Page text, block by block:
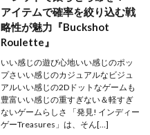
アイテムで確率を絞り込む戦
略性が魅力『Buckshot
Roulette』
いい感じの遊び心地いい感じのポッ
プさいい感じのカジュアルなビジュ
アルいい感じの2Dドットなゲームも
豊富いい感じの重すぎない＆軽すぎ
ないゲームらしさ 「発見! インディー
ゲーTreasures」は、そん[…]